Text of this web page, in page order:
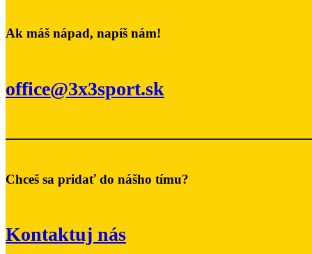
Ak máš nápad, napíš nám!
office@3x3sport.sk
Chceš sa pridať do nášho tímu?
Kontaktuj nás